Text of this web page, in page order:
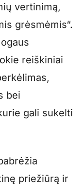
vertinimą,
grėsmėmis“.
reiškiniai
bei
gali sukelti
priežiūrą ir